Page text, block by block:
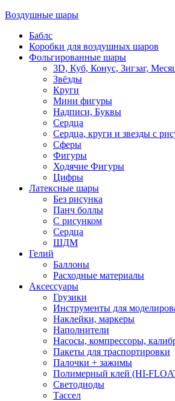
Воздушные шары
Баблс
Коробки для воздушных шаров
Фольгированные шары
3D, Куб, Конус, Зигзаг,
Звёзды
Круги
Мини фигуры
Надписи, Буквы
Сердца
Сердца, круги и звезды с
Сферы
Фигуры
Ходячие Фигуры
Цифры
Латексные шары
Без рисунка
Панч боллы
С рисунком
Сердца
ШДМ
Гелий
Баллоны
Расходные материалы
Аксессуары
Грузики
Инструменты для
Наклейки, маркеры
Наполнители
Насосы, компрессоры,
Пакеты для траспортировки
Палочки + зажимы
Полимерный клей (HI-
Светодиоды
Тассел